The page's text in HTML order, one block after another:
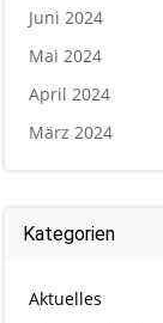
Juni 2024
Mai 2024
April 2024
März 2024
Kategorien
Aktuelles